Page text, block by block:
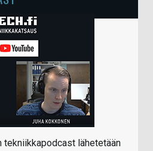
tekniikkapodcast lähetetään